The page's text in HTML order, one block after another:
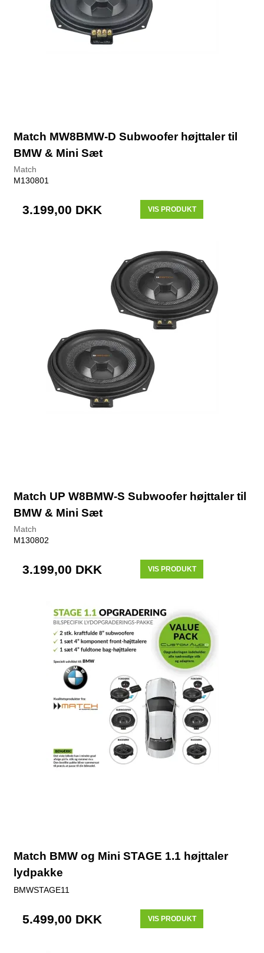
Match MW8BMW-D Subwoofer højttaler til
BMW & Mini Sæt
Match
M130801
3.199,00 DKK VIS PRODUKT
Match UP W8BMW-S Subwoofer højttaler til
BMW & Mini Sæt
Match
M130802
3.199,00 DKK VIS PRODUKT
Match BMW og Mini STAGE 1.1 højttaler
lydpakke
BMWSTAGE11
5.499,00 DKK VIS PRODUKT